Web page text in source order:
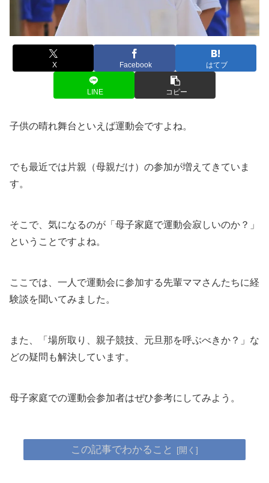
X Facebook はてブ
LINE コピー
子供の晴れ舞台といえば運動会ですよね。
でも最近では片親（母親だけ）の参加が増えてきていま
す。
そこで、気になるのが「母子家庭で運動会寂しいのか？」
ということですよね。
ここでは、一人で運動会に参加する先輩ママさんたちに経
験談を聞いてみました。
また、「場所取り、親子競技、元旦那を呼ぶべきか？」な
どの疑問も解決しています。
母子家庭での運動会参加者はぜひ参考にしてみよう。
この記事でわかること